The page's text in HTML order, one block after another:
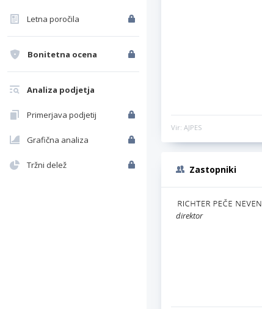
Letna poročila
Bonitetna ocena
Analiza podjetja
Primerjava podjetij
Grafična analiza
Tržni delež
Vir: AJPES
Zastopniki
direktor